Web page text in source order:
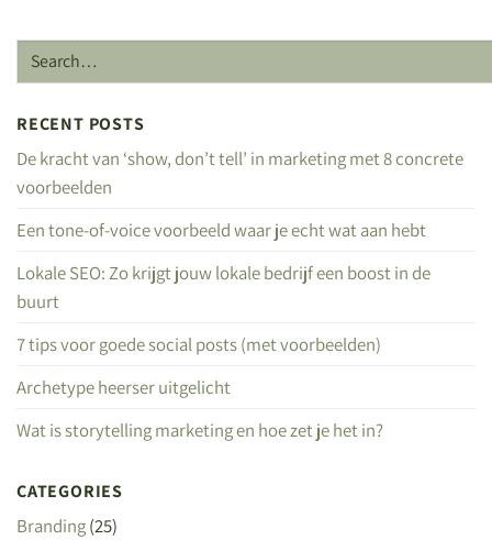
RECENT POSTS
De kracht van ‘show, don’t tell’ in marketing met 8 concrete
voorbeelden
Een tone-of-voice voorbeeld waar je echt wat aan hebt
Lokale SEO: Zo krijgt jouw lokale bedrijf een boost in de
buurt
7 tips voor goede social posts (met voorbeelden)
Archetype heerser uitgelicht
Wat is storytelling marketing en hoe zet je het in?
CATEGORIES
Branding(25)